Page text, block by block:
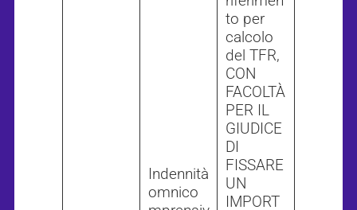
Indennità
omnico
to per
calcolo
del TFR,
CON
FACOLTÀ
PER IL
GIUDICE
DI
FISSARE
UN
IMPORT